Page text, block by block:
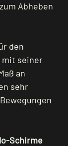
Abheben
den
mit seiner
an
sehr
Schirme